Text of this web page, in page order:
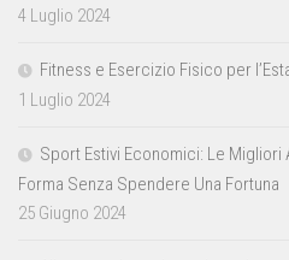
4 Luglio 2024
Fitness e Esercizio Fisico per
1 Luglio 2024
Sport Estivi Economici: Le
Forma Senza Spendere Una Fortuna
25 Giugno 2024